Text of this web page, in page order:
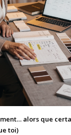
alors que
toi)